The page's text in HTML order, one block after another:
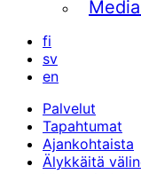
fi
sv
en
Palvelut
Tapahtumat
Ajankohtaista
Älykkäitä